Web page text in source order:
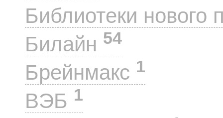
Библиотеки нового
Билайн 54
Брейнмакс 1
ВЭБ 1